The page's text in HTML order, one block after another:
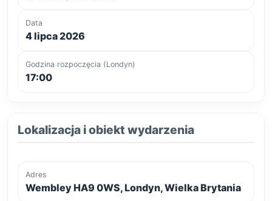
Data
4 lipca 2026
Godzina rozpoczęcia (Londyn)
17:00
Lokalizacja i obiekt wydarzenia
Adres
Wembley HA9 0WS, Londyn, Wielka Brytania